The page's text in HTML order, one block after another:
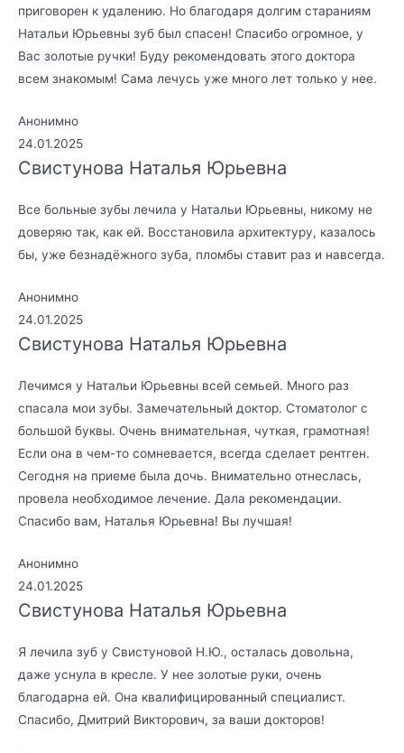
приговорен к удалению. Но благодаря долгим стараниям
Натальи Юрьевны зуб был спасен! Спасибо огромное, у
Вас золотые ручки! Буду рекомендовать этого доктора
всем знакомым! Сама лечусь уже много лет только у нее.
Анонимно
24.01.2025
Свистунова Наталья Юрьевна
Все больные зубы лечила у Натальи Юрьевны, никому не
доверяю так, как ей. Восстановила архитектуру, казалось
бы, уже безнадёжного зуба, пломбы ставит раз и навсегда.
Анонимно
24.01.2025
Свистунова Наталья Юрьевна
Лечимся у Натальи Юрьевны всей семьей. Много раз
спасала мои зубы. Замечательный доктор. Стоматолог с
большой буквы. Очень внимательная, чуткая, грамотная!
Если она в чем-то сомневается, всегда сделает рентген.
Сегодня на приеме была дочь. Внимательно отнеслась,
провела необходимое лечение. Дала рекомендации.
Спасибо вам, Наталья Юрьевна! Вы лучшая!
Анонимно
24.01.2025
Свистунова Наталья Юрьевна
Я лечила зуб у Свистуновой Н.Ю., осталась довольна,
даже уснула в кресле. У нее золотые руки, очень
благодарна ей. Она квалифицированный специалист.
Спасибо, Дмитрий Викторович, за ваши докторов!